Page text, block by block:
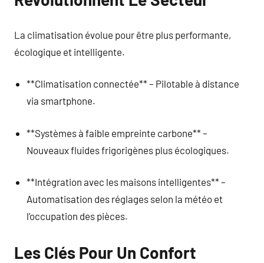
La climatisation évolue pour être plus performante,
écologique et intelligente.
**Climatisation connectée** – Pilotable à distance
via smartphone.
**Systèmes à faible empreinte carbone** –
Nouveaux fluides frigorigènes plus écologiques.
**Intégration avec les maisons intelligentes** –
Automatisation des réglages selon la météo et
l’occupation des pièces.
Les Clés Pour Un Confort